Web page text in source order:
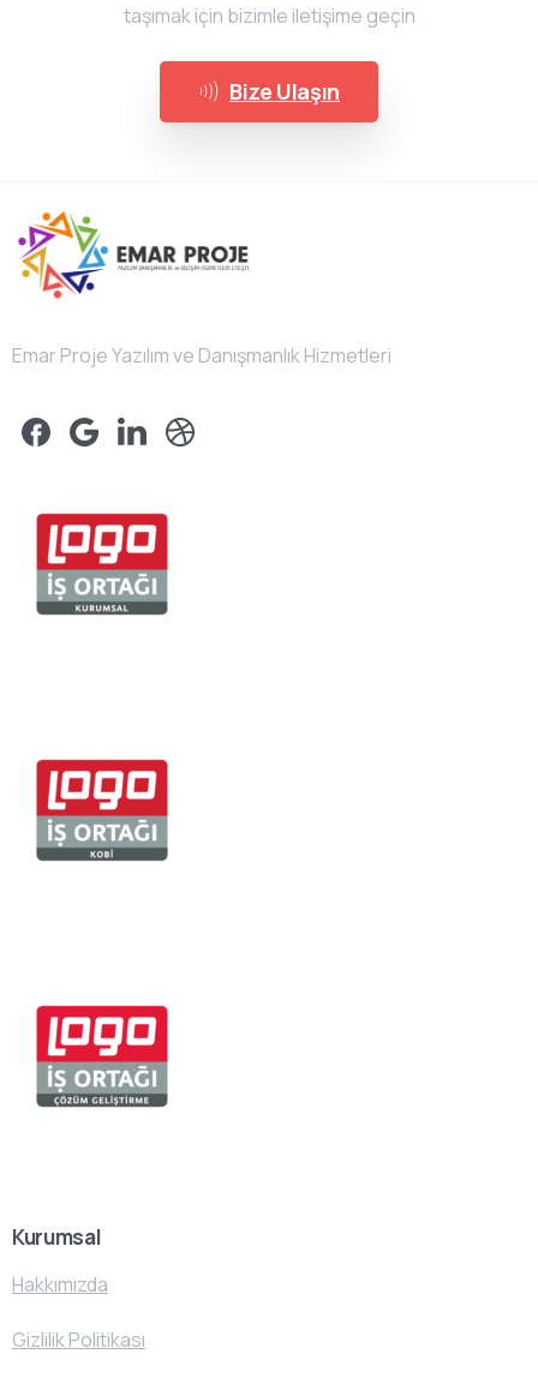
taşımak için bizimle iletişime geçin
Bize Ulaşın
Emar Proje Yazılım ve Danışmanlık Hizmetleri
Kurumsal
Hakkımızda
Gizlilik Politikası